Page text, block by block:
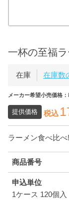
一杯の至福
在庫 在庫数
メーカー希望小売価格
提供価格 税込
ラーメン食べ比べ
商品番号
申込単位
1ケース 120個